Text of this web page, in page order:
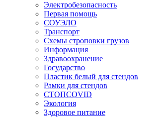
Электробезопасность
Первая помощь
СОУЭЛО
Транспорт
Схемы строповки грузов
Информация
Здравоохранение
Государство
Пластик белый для стендов
Рамки для стендов
СТОПCOVID
Экология
Здоровое питание